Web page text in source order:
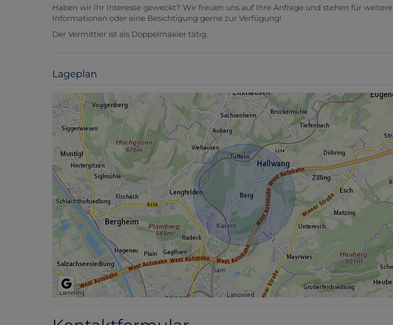
Haben wir Ihr Interesse geweckt? Wir freuen uns auf Ihre Anfrage und stehen für weitere
Informationen oder eine Besichtigung gerne zur Verfügung!
Der Vermittler ist als Doppelmakler tätig.
Lageplan